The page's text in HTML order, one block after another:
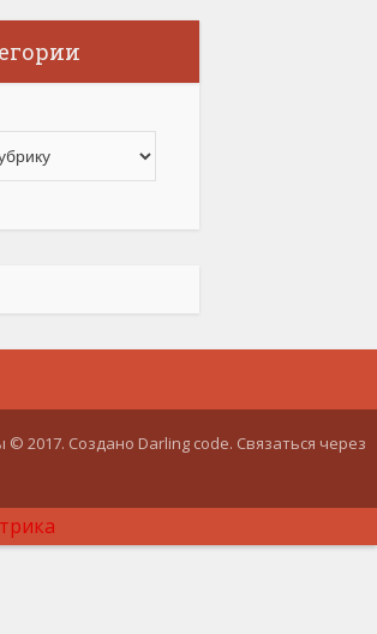
2017. Создано Darling code. Связаться через